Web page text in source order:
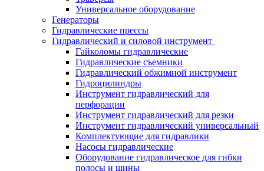
Универсальное оборудование
Генераторы
Гидравлические прессы
Гидравлический и силовой инструмент
Гайколомы гидравлические
Гидравлические съемники
Гидравлический обжимной инструмент
Гидроцилиндры
Инструмент гидравлический для
перфорации
Инструмент гидравлический для резки
Инструмент гидравлический универсальный
Комплектующие для гидравлики
Насосы гидравлические
Оборудование гидравлическое для гибки
полосы и шины